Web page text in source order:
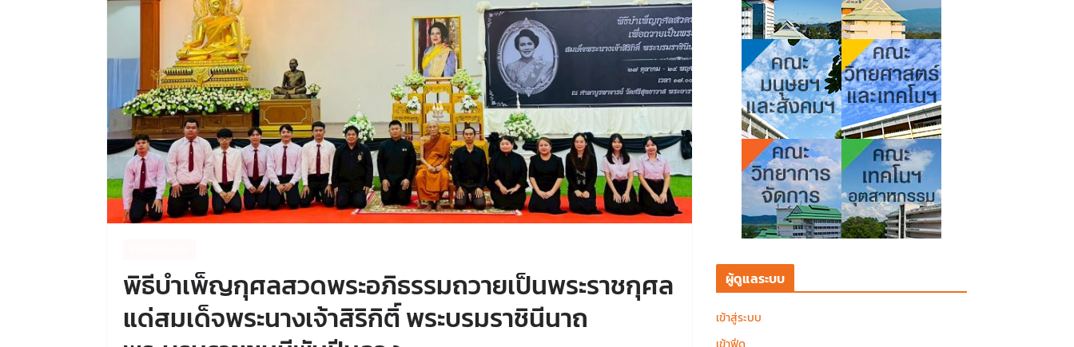
พิธีบำเพ็ญกุศลสวดพระอภิธรรมถวายเป็นพระราชกุศล
แด่สมเด็จพระนางเจ้าสิริกิติ์ พระบรมราชินีนาถ
ผู้ดูแลระบบ
เข้าสู่ระบบ